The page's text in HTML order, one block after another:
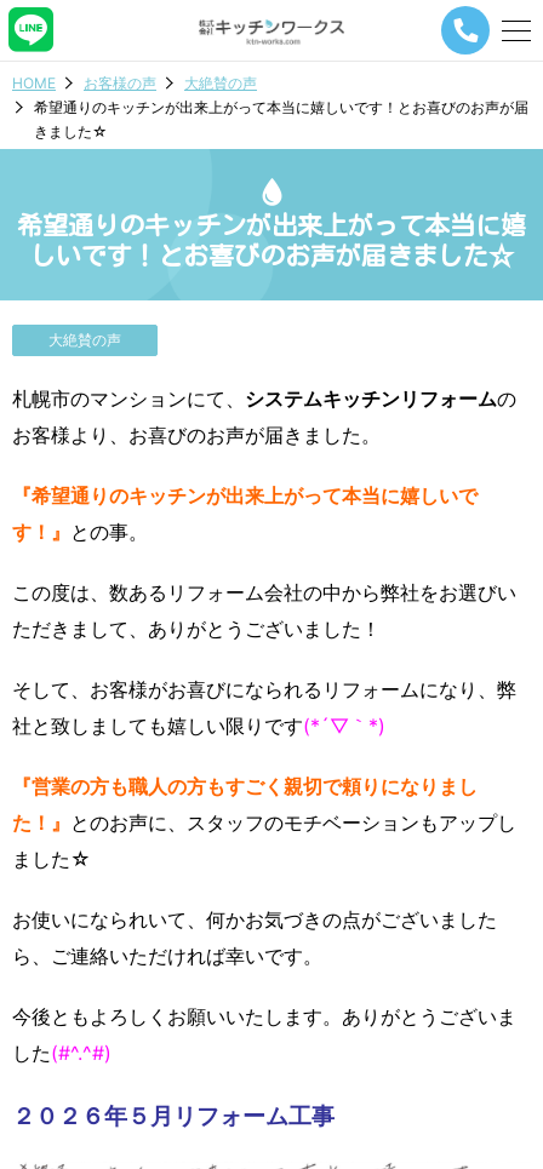
メ
ー
ビ
シ
ョ
タ
HOME お客様の声
大絶賛の声
希望通りのキッチンが出来上がって本当に嬉しいです！とお喜びのお声が届
きました☆
希望通りのキッチンが出来上がって本当に嬉
しいです！とお喜びのお声が届きました☆
大絶賛の声
札幌市のマンションにて、 システムキッチンリフォームの
お客様より、お喜びのお声が届きました。
『希望通りのキッチンが出来上がって本当に嬉しいで
す！』 との事。
この度は、数あるリフォーム会社の中から弊社をお選びい
ただきまして、ありがとうございました！
そして、お客様がお喜びになられるリフォームになり、弊
社と致しましても嬉しい限りです(*´▽｀*)
『営業の方も職人の方もすごく親切で頼りになりまし
た！』 とのお声に、スタッフのモチベーションもアップし
ました☆
お使いになられいて、何かお気づきの点がございました
ら、ご連絡いただければ幸いです。
今後ともよろしくお願いいたします。ありがとうございま
した(#^.^#)
２０２６年５月リフォーム工事